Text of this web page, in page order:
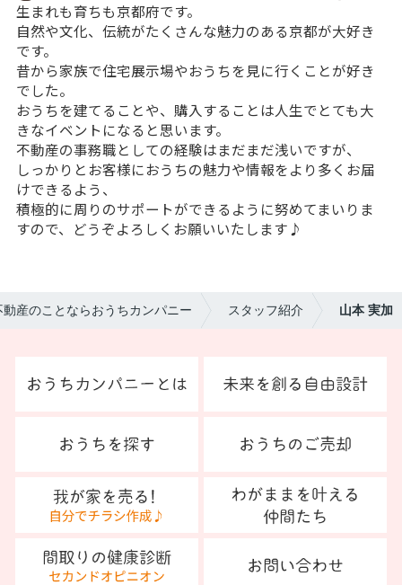
生まれも育ちも京都府です。
自然や文化、伝統がたくさんな魅力のある京都が大好き
です。
昔から家族で住宅展示場やおうちを見に行くことが好き
でした。
おうちを建てることや、購入することは人生でとても大
きなイベントになると思います。
不動産の事務職としての経験はまだまだ浅いですが、
しっかりとお客様におうちの魅力や情報をより多くお届
けできるよう、
積極的に周りのサポートができるように努めてまいりま
すので、どうぞよろしくお願いいたします♪
動産のことならおうちカンパニー スタッフ紹介 山本 実加